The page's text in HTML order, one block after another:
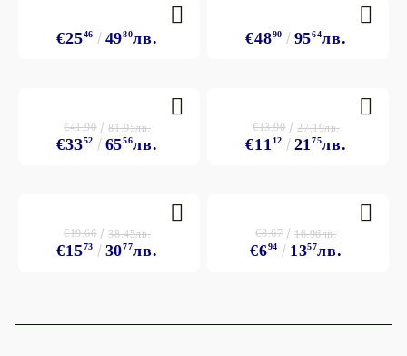
€2546 4980лв. €4890 9564лв.
€3352 6556лв.
€41.90 81.95лв.
€11 12 2175лв.
€13.90 27.19лв.
€1573 3077лв.
€19.66 38.45лв.
€694 1357лв.
€8.67 16.96лв.